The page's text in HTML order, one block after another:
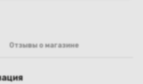
Отзывы о магазине